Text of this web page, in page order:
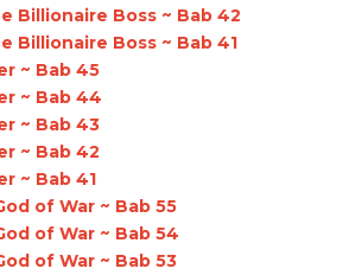
Billionaire Boss ~ Bab 42
Billionaire Boss ~ Bab 41
~ Bab 45
~ Bab 44
~ Bab 43
~ Bab 42
~ Bab 41
of War ~ Bab 55
of War ~ Bab 54
of War ~ Bab 53